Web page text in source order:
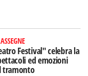
Festival" celebra la
ed emozioni
tramonto